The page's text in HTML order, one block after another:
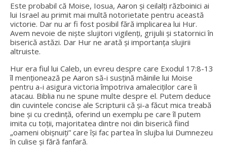
Este probabil că Moise, Iosua, Aaron și ceilalți războinici ai
lui Israel au primit mai multă notorietate pentru această
victorie. Dar nu ar fi fost posibil fără implicarea lui Hur.
Avem nevoie de niște slujitori vigilenți, grijulii și statornici în
biserică astăzi. Dar Hur ne arată și importanța slujirii
altruiste.
Hur era fiul lui Caleb, un evreu despre care Exodul 17:8-13
îl menționează pe Aaron să-i susțină mâinile lui Moise
pentru a-i asigura victoria împotriva amaleciților care îi
atacau. Biblia nu ne spune multe despre el. Putem deduce
din cuvintele concise ale Scripturii că și-a făcut mica treabă
bine și cu credință, oferind un exemplu pe care îl putem
imita cu toții, majoritatea dintre noi din biserică fiind
„oameni obișnuiți” care își fac partea în slujba lui Dumnezeu
în culise și fără fanfară.